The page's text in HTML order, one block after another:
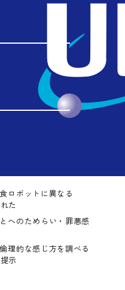
】しゃべって
声や行動が異
の心理的反応
ロボットに異なる
た
へのためらい・罪悪感
理的な感じ方を調べる
示